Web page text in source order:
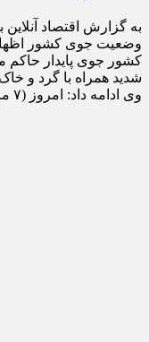
به گزارش اقتصاد آنلاین
وضعیت جوی کشور
کشور جوی پایدار
شدید همراه با گرد و
وی ادامه داد: امروز (۷ مرداد) طی […]